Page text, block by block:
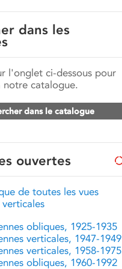
dans les
l'onglet ci-dessous pour
notre catalogue.
dans le catalogue
ouvertes
de toutes les vues
obliques, 1925-1935
verticales, 1947-1949
verticales, 1958-1975
obliques, 1960-1992